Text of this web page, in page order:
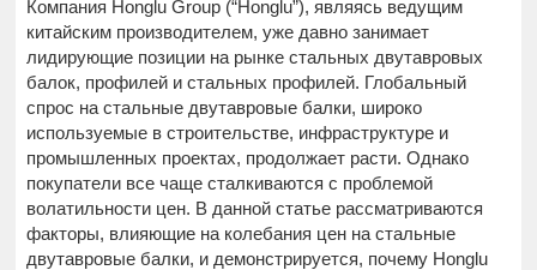
Компания Honglu Group (“Honglu”), являясь ведущим
китайским производителем, уже давно занимает
лидирующие позиции на рынке стальных двутавровых
балок, профилей и стальных профилей. Глобальный
спрос на стальные двутавровые балки, широко
используемые в строительстве, инфраструктуре и
промышленных проектах, продолжает расти. Однако
покупатели все чаще сталкиваются с проблемой
волатильности цен. В данной статье рассматриваются
факторы, влияющие на колебания цен на стальные
двутавровые балки, и демонстрируется, почему Honglu